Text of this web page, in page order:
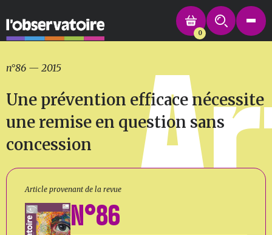
0
n°86 — 2015
Une prévention efficace nécessite
une remise en question sans
concession
Article provenant de la revue
N°86